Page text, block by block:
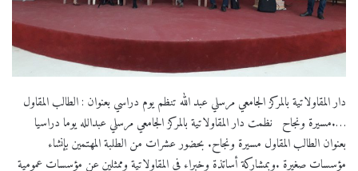
دار المقاولاتية بالمركز الجامعي مرسلي عبد الله تنظم يوم دراسي بعنوان : الطالب المقاول
….مسيرة ونجاح نظمت دار المقاولاتية بالمركز الجامعي مرسلي عبدالله يوما دراسيا
بعنوان الطالب المقاول مسيرة ونجاح. بحضور عشرات من الطلبة المهتمين بإنشاء
مؤسسات صغيرة .وبمشاركة أساتذة وخبراء في المقاولاتية وممثلين عن مؤسسات عمومية